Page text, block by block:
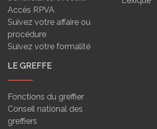
Accès RPVA
Suivez votre affaire ou
procédure
Suivez votre formalité
LE GREFFE
Fonctions du greffier
Conseil national des
greffiers